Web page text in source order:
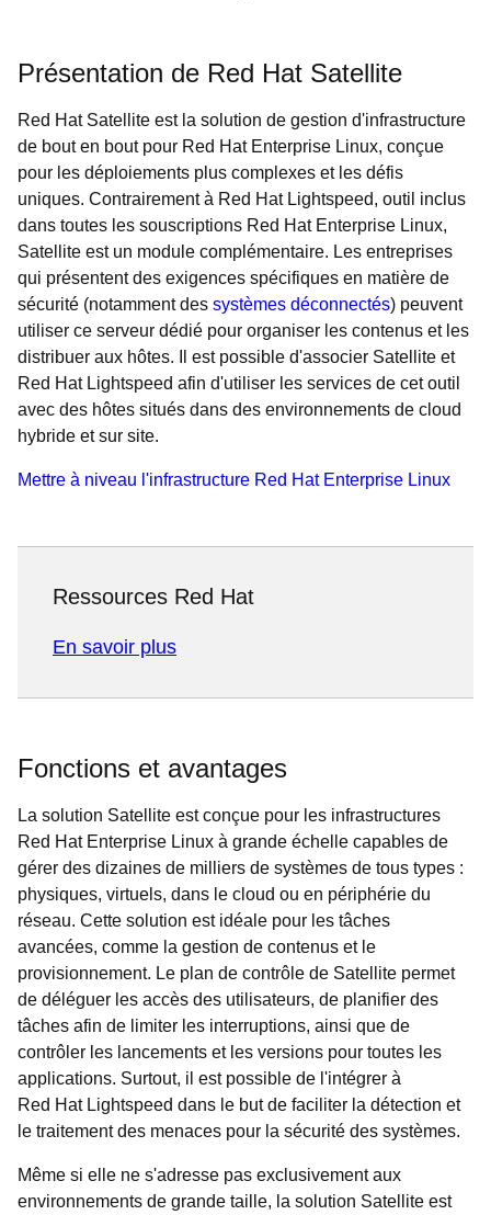
Présentation de Red Hat Satellite
Red Hat Satellite est la solution de gestion d'infrastructure
de bout en bout pour Red Hat Enterprise Linux, conçue
pour les déploiements plus complexes et les défis
uniques. Contrairement à Red Hat Lightspeed, outil inclus
dans toutes les souscriptions Red Hat Enterprise Linux,
Satellite est un module complémentaire. Les entreprises
qui présentent des exigences spécifiques en matière de
sécurité (notamment des systèmes déconnectés) peuvent
utiliser ce serveur dédié pour organiser les contenus et les
distribuer aux hôtes. Il est possible d'associer Satellite et
Red Hat Lightspeed afin d'utiliser les services de cet outil
avec des hôtes situés dans des environnements de cloud
hybride et sur site.
Mettre à niveau l'infrastructure Red Hat Enterprise Linux
Ressources Red Hat
En savoir plus
Fonctions et avantages
La solution Satellite est conçue pour les infrastructures
Red Hat Enterprise Linux à grande échelle capables de
gérer des dizaines de milliers de systèmes de tous types :
physiques, virtuels, dans le cloud ou en périphérie du
réseau. Cette solution est idéale pour les tâches
avancées, comme la gestion de contenus et le
provisionnement. Le plan de contrôle de Satellite permet
de déléguer les accès des utilisateurs, de planifier des
tâches afin de limiter les interruptions, ainsi que de
contrôler les lancements et les versions pour toutes les
applications. Surtout, il est possible de l'intégrer à
Red Hat Lightspeed dans le but de faciliter la détection et
le traitement des menaces pour la sécurité des systèmes.
Même si elle ne s'adresse pas exclusivement aux
environnements de grande taille, la solution Satellite est